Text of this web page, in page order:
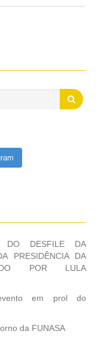
disse hoje em
somente o ano
de três bilhões de
alas, mais de
rurais.
DO DESFILE DA
PRESIDÊNCIA DA
POR LULA
em prol do
da FUNASA